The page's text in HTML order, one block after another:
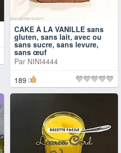
CAKE À LA VANILLE sans
gluten, sans lait, avec ou
sans sucre, sans levure,
sans œuf
Par NINI4444
189